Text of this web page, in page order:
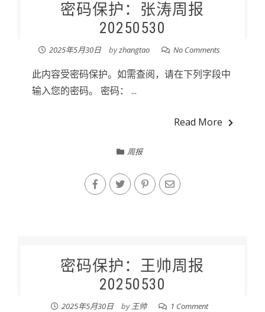
密码保护：张涛周报
20250530
2025年5月30日 byzhangtao No Comments
此内容受密码保护。如需查阅，请在下列字段中
输入您的密码。 密码： ...
Read More
周报
密码保护：王帅周报
20250530
2025年5月30日 by王帅 1 Comment